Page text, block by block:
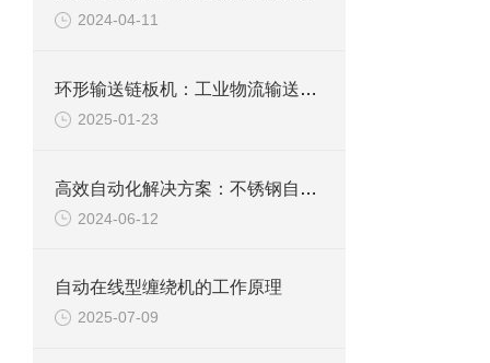
2024-04-11
环形输送链板机：工业物流输送的“循环动脉”
2025-01-23
高效自动化解决方案：不锈钢自动折盖封箱机
2024-06-12
自动在线型缠绕机的工作原理
2025-07-09